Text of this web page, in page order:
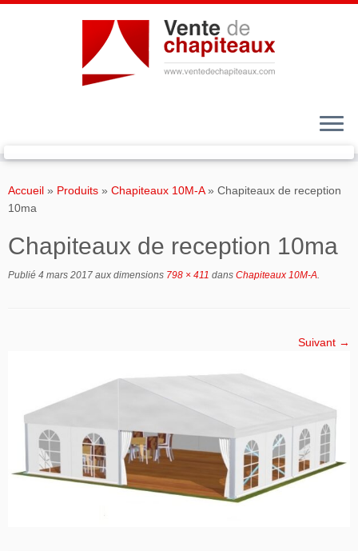
au
contenu
Accueil » Produits » Chapiteaux 10M-A » Chapiteaux de reception
10ma
Chapiteaux de reception 10ma
Publié 4 mars 2017 aux dimensions 798 × 411 dans Chapiteaux 10M-A.
Suivant →